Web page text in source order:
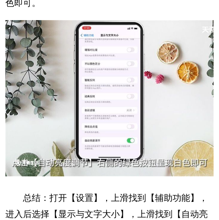
色即可。
总结：打开【设置】，上滑找到【辅助功能】，
进入后选择【显示与文字大小】，上滑找到【自动亮